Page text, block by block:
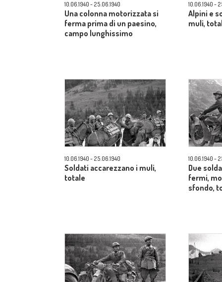
10.06.1940 - 25.06.1940
Una colonna motorizzata si
ferma prima di un paesino,
campo lunghissimo
10.06.1940 -
Alpini e
muli,
10.06.1940 - 25.06.1940
Soldati accarezzano i muli,
totale
10.06.1940 -
Due
fermi,
sfondo,